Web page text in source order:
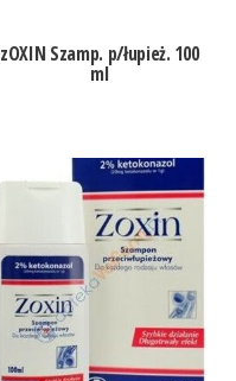
zOXIN Szamp. p/łupież. 100
ml